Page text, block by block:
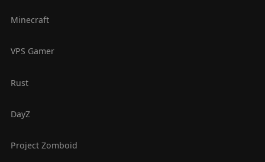
Minecraft
VPS Gamer
Rust
DayZ
Project Zomboid